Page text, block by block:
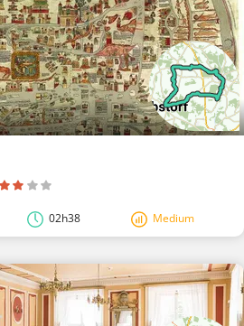
02h38 Medium